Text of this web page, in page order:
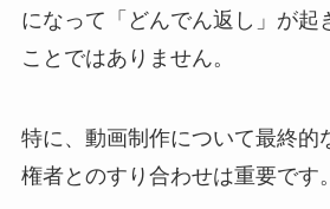
になって「どんでん返し」が起
ことではありません。
特に、動画制作について最終的
権者とのすり合わせは重要です。